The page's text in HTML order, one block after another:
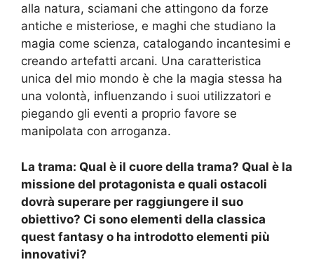
alla natura, sciamani che attingono da forze
antiche e misteriose, e maghi che studiano la
magia come scienza, catalogando incantesimi e
creando artefatti arcani. Una caratteristica
unica del mio mondo è che la magia stessa ha
una volontà, influenzando i suoi utilizzatori e
piegando gli eventi a proprio favore se
manipolata con arroganza.
La trama: Qual è il cuore della trama? Qual è la
missione del protagonista e quali ostacoli
dovrà superare per raggiungere il suo
obiettivo? Ci sono elementi della classica
quest fantasy o ha introdotto elementi più
innovativi?